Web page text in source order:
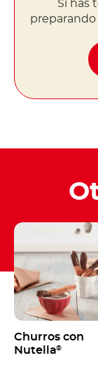
Si has
preparando
Churros con
Nutella®